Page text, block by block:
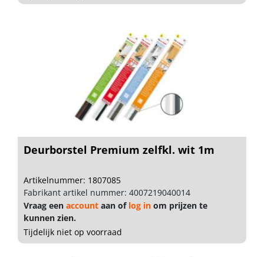
Deurborstel Premium zelfkl. wit 1m
Artikelnummer: 1807085
Fabrikant artikel nummer: 4007219040014
Vraag een account aan of log in om prijzen te
kunnen zien.
Tijdelijk niet op voorraad